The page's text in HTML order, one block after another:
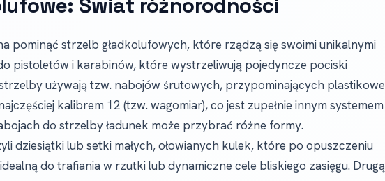
pominąć strzelb gładkolufowych, które rządzą się swoimi unikalnymi
pistoletów i karabinów, które wystrzeliwują pojedyncze pociski
używają tzw. nabojów śrutowych, przypominających plastikowe
kalibrem 12 (tzw. wagomiar), co jest zupełnie innym systemem
do strzelby ładunek może przybrać różne formy.
dziesiątki lub setki małych, ołowianych kulek, które po opuszczeniu
do trafiania w rzutki lub dynamiczne cele bliskiego zasięgu. Drugą